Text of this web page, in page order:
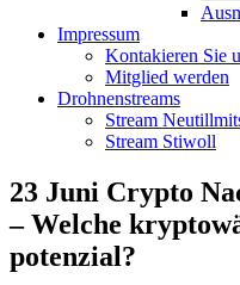
Impressum
Kontakieren Sie
Mitglied werden
Drohnenstreams
Stream
Stream Stiwoll
23 Juni Crypto
– Welche
potenzial?